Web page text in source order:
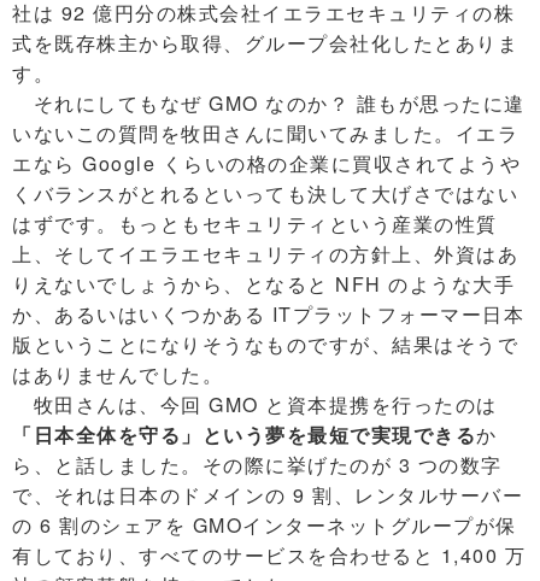
社は 92 億円分の株式会社イエラエセキュリティの株
式を既存株主から取得、グループ会社化したとありま
す。
それにしてもなぜ GMO なのか？ 誰もが思ったに違
いないこの質問を牧田さんに聞いてみました。イエラ
エなら Google くらいの格の企業に買収されてようや
くバランスがとれるといっても決して大げさではない
はずです。もっともセキュリティという産業の性質
上、そしてイエラエセキュリティの方針上、外資はあ
りえないでしょうから、となると NFH のような大手
か、あるいはいくつかある ITプラットフォーマー日本
版ということになりそうなものですが、結果はそうで
はありませんでした。
牧田さんは、今回 GMO と資本提携を行ったのは
「日本全体を守る」という夢を最短で実現できるか
ら、と話しました。その際に挙げたのが 3 つの数字
で、それは日本のドメインの 9 割、レンタルサーバー
の 6 割のシェアを GMOインターネットグループが保
有しており、すべてのサービスを合わせると 1,400 万